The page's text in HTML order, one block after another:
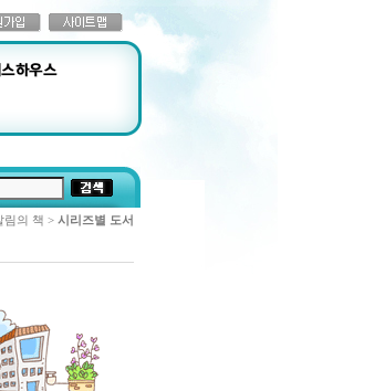
림의 책 > 시리즈별 도서